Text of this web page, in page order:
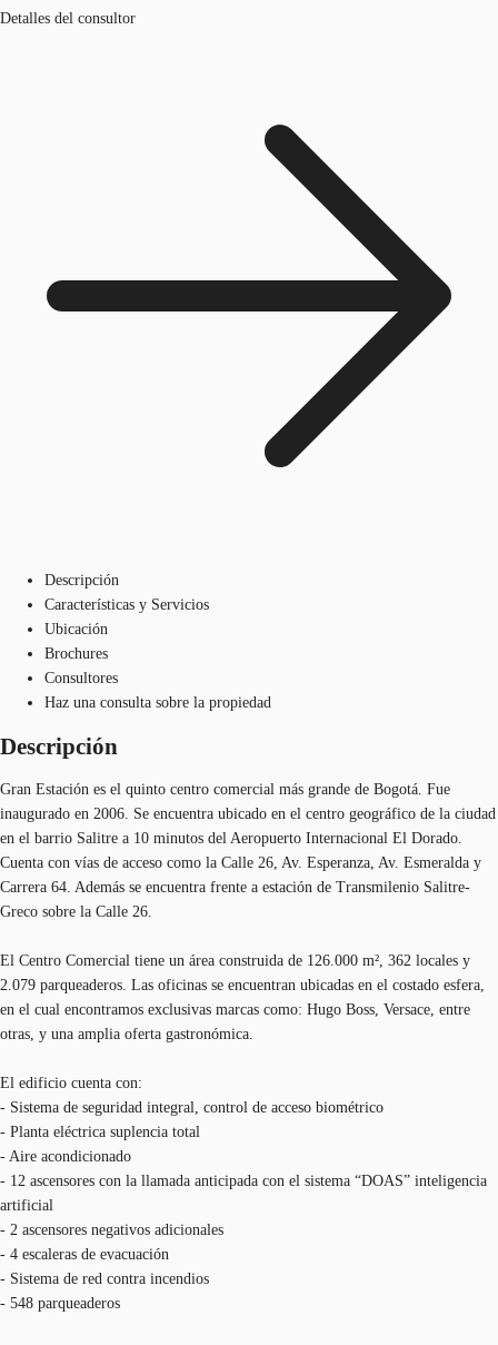
Detalles del consultor
Descripción
Características y Servicios
Ubicación
Brochures
Consultores
Haz una consulta sobre la propiedad
Descripción
Gran Estación es el quinto centro comercial más grande de Bogotá. Fue
inaugurado en 2006. Se encuentra ubicado en el centro geográfico de la ciudad
en el barrio Salitre a 10 minutos del Aeropuerto Internacional El Dorado.
Cuenta con vías de acceso como la Calle 26, Av. Esperanza, Av. Esmeralda y
Carrera 64. Además se encuentra frente a estación de Transmilenio Salitre-
Greco sobre la Calle 26.
El Centro Comercial tiene un área construida de 126.000 m², 362 locales y
2.079 parqueaderos. Las oficinas se encuentran ubicadas en el costado esfera,
en el cual encontramos exclusivas marcas como: Hugo Boss, Versace, entre
otras, y una amplia oferta gastronómica.
El edificio cuenta con:
- Sistema de seguridad integral, control de acceso biométrico
- Planta eléctrica suplencia total
- Aire acondicionado
- 12 ascensores con la llamada anticipada con el sistema “DOAS” inteligencia
artificial
- 2 ascensores negativos adicionales
- 4 escaleras de evacuación
- Sistema de red contra incendios
- 548 parqueaderos